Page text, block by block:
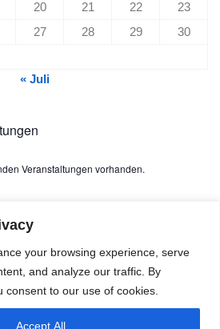
your browsing experience, serve
and analyze our traffic. By
consent to our use of cookies.
Accept All
20 21 22
23
27 28 29
30
« Juli
Veranstaltungen vorhanden.
Alle Rechte vorbehalten.
- Entworfen mit dem